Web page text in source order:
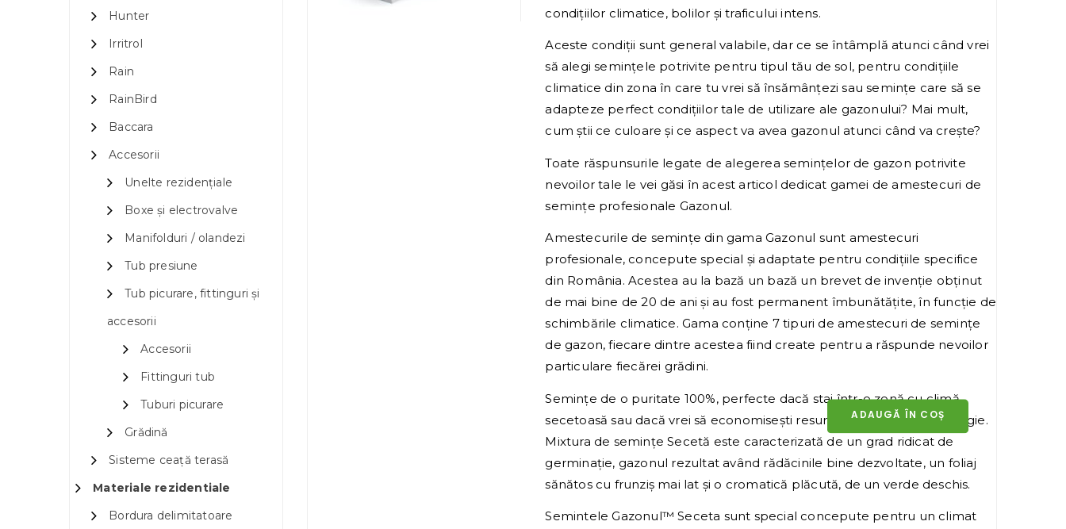
Hunter
Irritrol
Rain
RainBird
Baccara
Accesorii
Unelte rezidențiale
Boxe și electrovalve
Manifolduri / olandezi
Tub presiune
Tub picurare, fittinguri și
accesorii
Accesorii
Fittinguri tub
Tuburi picurare
Grădină
Sisteme ceață terasă
Materiale rezidentiale
Bordura delimitatoare
condițiilor climatice, bolilor și traficului intens.
Aceste condiții sunt general valabile, dar ce se întâmplă atunci când vrei
să alegi semințele potrivite pentru tipul tău de sol, pentru condițiile
climatice din zona în care tu vrei să însămânțezi sau semințe care să se
adapteze perfect condițiilor tale de utilizare ale gazonului? Mai mult,
cum știi ce culoare și ce aspect va avea gazonul atunci când va crește?
Toate răspunsurile legate de alegerea semințelor de gazon potrivite
nevoilor tale le vei găsi în acest articol dedicat gamei de amestecuri de
semințe profesionale Gazonul.
Amestecurile de semințe din gama Gazonul sunt amestecuri
profesionale, concepute special și adaptate pentru condițiile specifice
din România. Acestea au la bază un bază un brevet de invenție obținut
de mai bine de 20 de ani și au fost permanent îmbunătățite, în funcție de
schimbările climatice. Gama conține 7 tipuri de amestecuri de semințe
de gazon, fiecare dintre acestea fiind create pentru a răspunde nevoilor
particulare fiecărei grădini.
Semințe de o puritate 100%, perfecte dacă stai într-o zonă cu climă
secetoasă sau dacă vrei să economisești resurse de apă, timp și energie.
Mixtura de semințe Secetă este caracterizată de un grad ridicat de
germinație, gazonul rezultat având rădăcinile bine dezvoltate, un foliaj
sănătos cu frunziș mai lat și o cromatică plăcută, de un verde deschis.
Semintele Gazonul™ Seceta sunt special concepute pentru un climat
ADAUGĂ ÎN COȘ